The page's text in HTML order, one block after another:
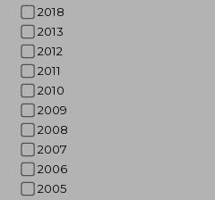
2018
2013
2012
2011
2010
2009
2008
2007
2006
2005